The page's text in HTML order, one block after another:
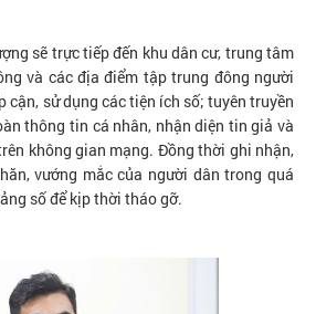
sẽ trực tiếp đến khu dân cư, trung tâm
và các địa điểm tập trung đông người
cận, sử dụng các tiện ích số; tuyên truyền
thông tin cá nhân, nhận diện tin giả và
không gian mạng. Đồng thời ghi nhận,
vướng mắc của người dân trong quá
số để kịp thời tháo gỡ.